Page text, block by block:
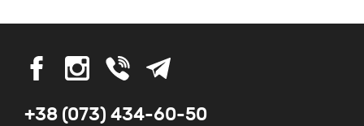
+38 (073) 434-60-50